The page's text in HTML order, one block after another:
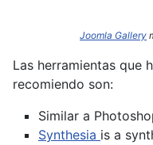
Joomla Gallery
Las herramientas que
recomiendo son:
Similar a
Synthesia is a